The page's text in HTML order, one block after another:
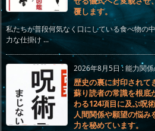
覆します。
私たちが普段何気なく口にしている食べ物の
力な仕掛け ...
2026年8月5日:能力関
歴史の裏に封印されて
蘇り読者の常識を根底
わる124項目に及ぶ呪
人間関係や願望の悩み
力を秘めています。